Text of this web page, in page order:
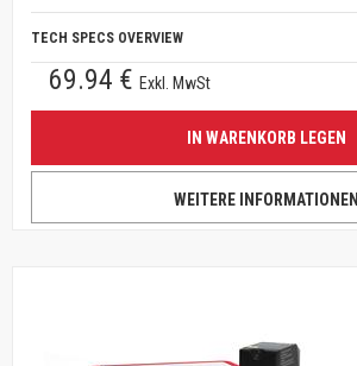
TECH SPECS OVERVIEW
69.94 € Exkl. MwSt
IN WARENKORB LEGEN
WEITERE INFORMATIONEN